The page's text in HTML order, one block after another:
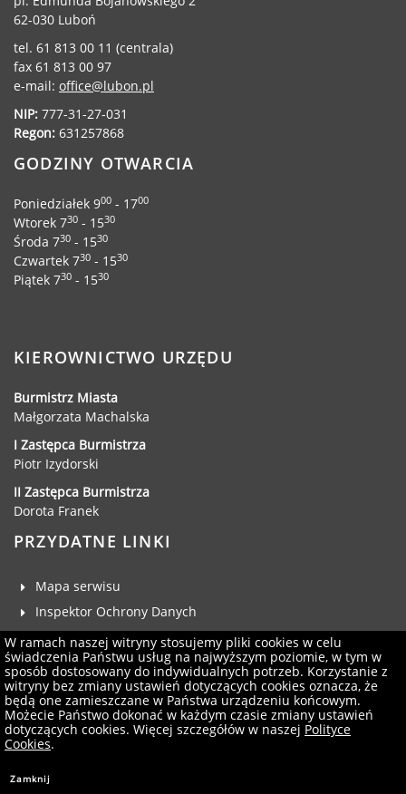
62-030 Luboń
tel. 61 813 00 11 (centrala)
fax 61 813 00 97
e-mail: office@lubon.pl
NIP: 777-31-27-031
Regon: 631257868
GODZINY OTWARCIA
Poniedziałek 900 - 1700
Wtorek 730 - 1530
Środa 730 - 1530
Czwartek 730 - 1530
Piątek 730 - 1530
KIEROWNICTWO URZĘDU
Burmistrz Miasta
Małgorzata Machalska
I Zastępca Burmistrza
Piotr Izydorski
II Zastępca Burmistrza
Dorota Franek
PRZYDATNE LINKI
Mapa serwisu
Inspektor Ochrony Danych
Deklaracja dostępności
Klauzula RODO
Zgłoś uwagi
Administrator serwisu
Newsletter
W ramach naszej witryny stosujemy pliki cookies w celu
świadczenia Państwu usług na najwyższym poziomie, w tym w
sposób dostosowany do indywidualnych potrzeb. Korzystanie z
witryny bez zmiany ustawień dotyczących cookies oznacza, że
będą one zamieszczane w Państwa urządzeniu końcowym.
Możecie Państwo dokonać w każdym czasie zmiany ustawień
dotyczących cookies. Więcej szczegółów w naszej Polityce
Cookies.
Zamknij